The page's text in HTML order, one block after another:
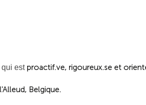
qui est proactif.ve, rigoureux.se et
Belgique.